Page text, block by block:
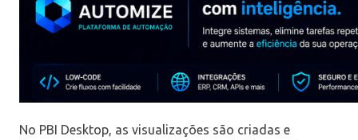
No PBI Desktop, as visualizações são criadas e